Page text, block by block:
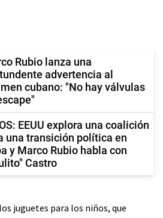
Rubio lanza una
advertencia al
cubano: "No hay válvulas
EEUU explora una coalición
una transición política en
y Marco Rubio habla con
Castro
juguetes para los niños, que